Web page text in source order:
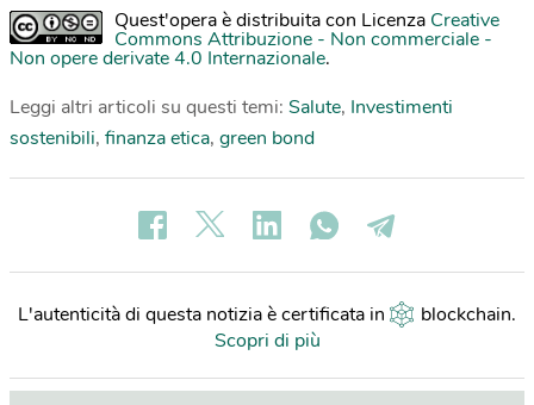
Quest'opera è distribuita con Licenza Creative
Commons Attribuzione - Non commerciale -
Non opere derivate 4.0 Internazionale.
Leggi altri articoli su questi temi: Salute, Investimenti
sostenibili, finanza etica, green bond
L'autenticità di questa notizia è certificata in blockchain.
Scopri di più